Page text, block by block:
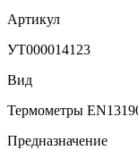
Артикул
УТ000014123
Вид
Термометры
Предназначение